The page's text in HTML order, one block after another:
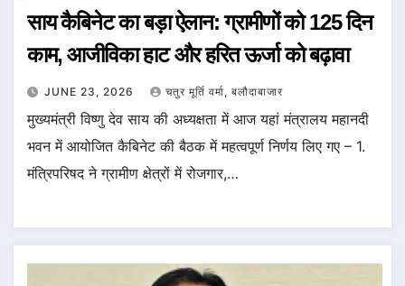
साय कैबिनेट का बड़ा ऐलान: ग्रामीणों को 125 दिन
काम, आजीविका हाट और हरित ऊर्जा को बढ़ावा
JUNE 23, 2026 चतुर मूर्ति वर्मा, बलौदाबाजार
मुख्यमंत्री विष्णु देव साय की अध्यक्षता में आज यहां मंत्रालय महानदी
भवन में आयोजित कैबिनेट की बैठक में महत्वपूर्ण निर्णय लिए गए – 1.
मंत्रिपरिषद ने ग्रामीण क्षेत्रों में रोजगार,…